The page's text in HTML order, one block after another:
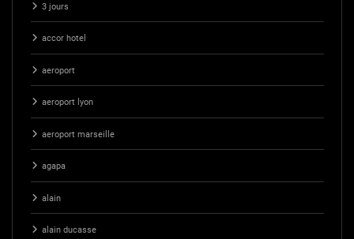
3 jours
accor hotel
aeroport
aeroport lyon
aeroport marseille
agapa
alain
alain ducasse